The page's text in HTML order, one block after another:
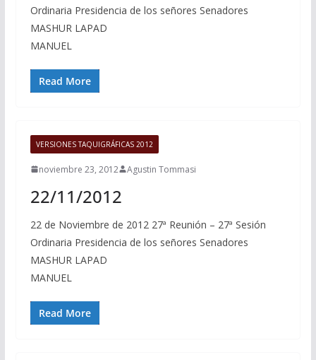
Ordinaria Presidencia de los señores Senadores
MASHUR LAPAD
MANUEL
Read More
VERSIONES TAQUIGRÁFICAS 2012
noviembre 23, 2012 Agustin Tommasi
22/11/2012
22 de Noviembre de 2012 27ª Reunión – 27ª Sesión
Ordinaria Presidencia de los señores Senadores
MASHUR LAPAD
MANUEL
Read More